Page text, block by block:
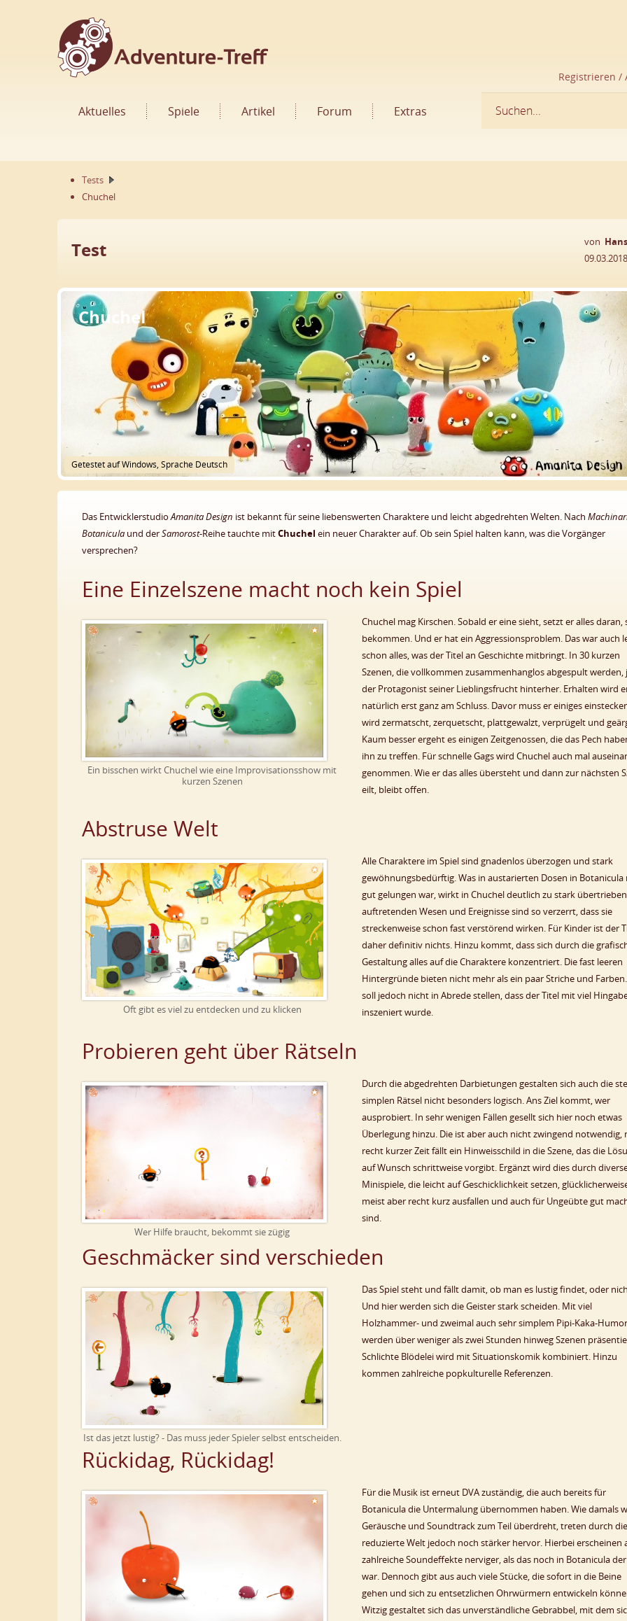
Registrieren /
Aktuelles Spiele Artikel Forum Extras
Tests
Chuchel
Test von
09.03.2018
Chuchel
Getestet auf Windows, Sprache Deutsch
Das EntwicklerstudioAmanita Design ist bekannt für seine liebenswerten Charaktere und leicht abgedrehten Welten. Nach
Botanicula und derSamorost-Reihe tauchte mitChuchel ein neuer Charakter auf. Ob sein Spiel halten kann, was die Vorgänger
versprechen?
Eine Einzelszene macht noch kein Spiel
Ein bisschen wirkt Chuchel wie eine Improvisationsshow mit
kurzen Szenen
Chuchel mag Kirschen. Sobald er eine sieht, setzt er alles daran,
bekommen. Und er hat ein Aggressionsproblem. Das war auch
schon alles, was der Titel an Geschichte mitbringt. In 30 kurzen
Szenen, die vollkommen zusammenhanglos abgespult werden,
der Protagonist seiner Lieblingsfrucht hinterher. Erhalten wird
natürlich erst ganz am Schluss. Davor muss er einiges
wird zermatscht, zerquetscht, plattgewalzt, verprügelt und
Kaum besser ergeht es einigen Zeitgenossen, die das Pech
ihn zu treffen. Für schnelle Gags wird Chuchel auch mal
genommen. Wie er das alles übersteht und dann zur nächsten
eilt, bleibt offen.
Abstruse Welt
Oft gibt es viel zu entdecken und zu klicken
Alle Charaktere im Spiel sind gnadenlos überzogen und stark
gewöhnungsbedürftig. Was in austarierten Dosen in Botanicula
gut gelungen war, wirkt in Chuchel deutlich zu stark
auftretenden Wesen und Ereignisse sind so verzerrt, dass sie
streckenweise schon fast verstörend wirken. Für Kinder ist der
daher definitiv nichts. Hinzu kommt, dass sich durch die
Gestaltung alles auf die Charaktere konzentriert. Die fast leeren
Hintergründe bieten nicht mehr als ein paar Striche und
soll jedoch nicht in Abrede stellen, dass der Titel mit viel
inszeniert wurde.
Probieren geht über Rätseln
Wer Hilfe braucht, bekommt sie zügig
Durch die abgedrehten Darbietungen gestalten sich auch die
simplen Rätsel nicht besonders logisch. Ans Ziel kommt, wer
ausprobiert. In sehr wenigen Fällen gesellt sich hier noch etwas
Überlegung hinzu. Die ist aber auch nicht zwingend notwendig,
recht kurzer Zeit fällt ein Hinweisschild in die Szene, das die
auf Wunsch schrittweise vorgibt. Ergänzt wird dies durch
Minispiele, die leicht auf Geschicklichkeit setzen,
meist aber recht kurz ausfallen und auch für Ungeübte gut
sind.
Geschmäcker sind verschieden
Ist das jetzt lustig? - Das muss jeder Spieler selbst entscheiden.
Das Spiel steht und fällt damit, ob man es lustig findet, oder
Und hier werden sich die Geister stark scheiden. Mit viel
Holzhammer- und zweimal auch sehr simplem Pipi-Kaka-Humor
werden über weniger als zwei Stunden hinweg Szenen
Schlichte Blödelei wird mit Situationskomik kombiniert. Hinzu
kommen zahlreiche popkulturelle Referenzen.
Rückidag, Rückidag!
Für die Musik ist erneut DVA zuständig, die auch bereits für
Botanicula die Untermalung übernommen haben. Wie damals
Geräusche und Soundtrack zum Teil überdreht, treten durch die
reduzierte Welt jedoch noch stärker hervor. Hierbei erscheinen
zahlreiche Soundeffekte nerviger, als das noch in Botanicula
war. Dennoch gibt aus auch viele Stücke, die sofort in die Beine
gehen und sich zu entsetzlichen Ohrwürmern entwickeln
Witzig gestaltet sich das unverständliche Gebrabbel, mit dem